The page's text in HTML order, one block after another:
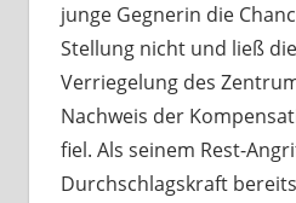
junge Gegnerin die
Stellung nicht und ließ
Verriegelung des
Nachweis der
fiel. Als seinem Rest-
Durchschlagskraft